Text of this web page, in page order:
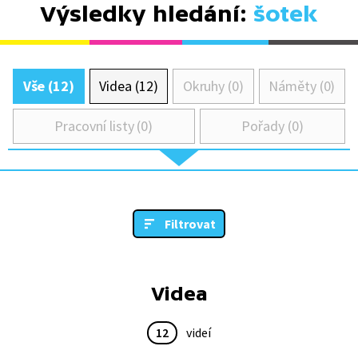
Výsledky hledání: šotek
Vše (12) Videa (12) Okruhy (0) Náměty (0)
Pracovní listy (0) Pořady (0)
Filtrovat
Videa
12 videí